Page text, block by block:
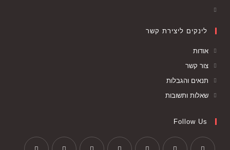
לינקים ליצירת קשר
אודות
צור קשר
תנאים והגבלות
שאלות ותשובות
Follow Us